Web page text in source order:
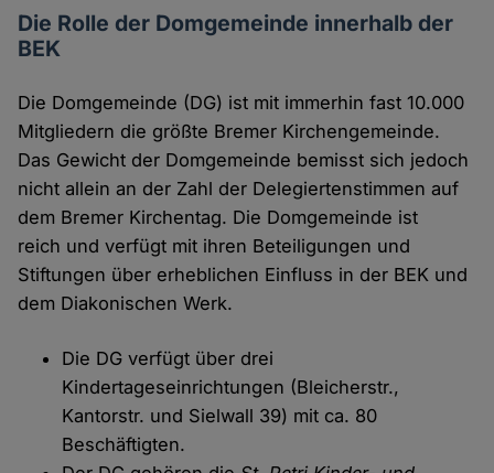
Die Rolle der Domgemeinde innerhalb der
BEK
Die Domgemeinde (DG) ist mit immerhin fast 10.000
Mitgliedern die größte Bremer Kirchengemeinde.
Das Gewicht der Domgemeinde bemisst sich jedoch
nicht allein an der Zahl der Delegiertenstimmen auf
dem Bremer Kirchentag. Die Domgemeinde ist
reich und verfügt mit ihren Beteiligungen und
Stiftungen über erheblichen Einfluss in der BEK und
dem Diakonischen Werk.
Die DG verfügt über drei
Kindertageseinrichtungen (Bleicherstr.,
Kantorstr. und Sielwall 39) mit ca. 80
Beschäftigten.